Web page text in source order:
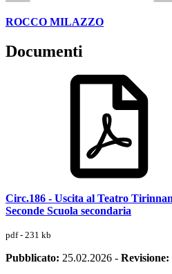
ROCCO MILAZZO
Documenti
Circ.186 - Uscita al Teatro
Seconde Scuola secondaria
pdf - 231 kb
Pubblicato: 25.02.2026 - Revisione: